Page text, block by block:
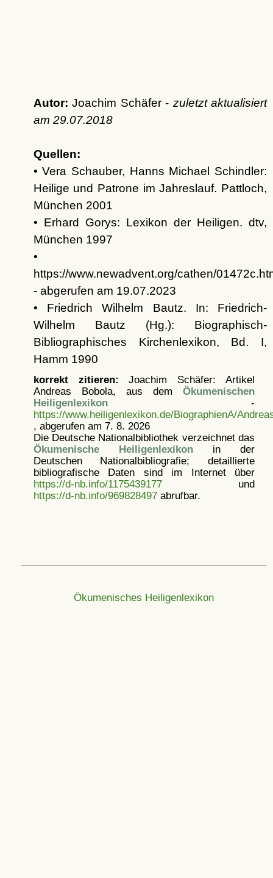
Autor: Joachim Schäfer - zuletzt aktualisiert
am 29.07.2018
Quellen:
• Vera Schauber, Hanns Michael Schindler:
Heilige und Patrone im Jahreslauf. Pattloch,
München 2001
• Erhard Gorys: Lexikon der Heiligen. dtv,
München 1997
•
https://www.newadvent.org/cathen/
- abgerufen am 19.07.2023
• Friedrich Wilhelm Bautz. In: Friedrich-
Wilhelm Bautz (Hg.): Biographisch-
Bibliographisches Kirchenlexikon, Bd. I,
Hamm 1990
korrekt zitieren: Joachim Schäfer: Artikel
Andreas Bobola, aus dem Ökumenischen
Heiligenlexikon-
https://www.heiligenlexikon.de/BiographienA/
, abgerufen am 7. 8. 2026
Die Deutsche Nationalbibliothek verzeichnet das
Ökumenische Heiligenlexikonin der
Deutschen Nationalbibliografie; detaillierte
bibliografische Daten sind im Internet über
https://d-nb.info/1175439177und
https://d-nb.info/969828497abrufbar.
Ökumenisches Heiligenlexikon